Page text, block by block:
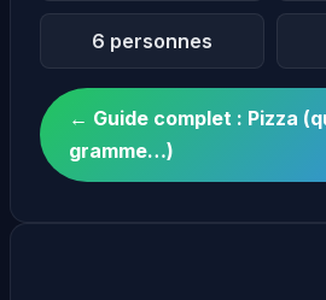
6 personnes
← Guide complet : Pizza
gramme…)